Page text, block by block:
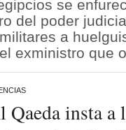
se
del poder
a
exministro que
Qaeda insta a